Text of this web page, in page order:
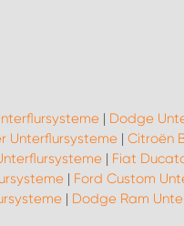
| Dodge
Unterflursysteme| Citroën
| Fiat
| Ford Custom
| Dodge Ram